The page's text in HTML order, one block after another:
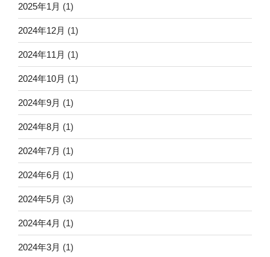
2025年1月 (1)
2024年12月 (1)
2024年11月 (1)
2024年10月 (1)
2024年9月 (1)
2024年8月 (1)
2024年7月 (1)
2024年6月 (1)
2024年5月 (3)
2024年4月 (1)
2024年3月 (1)